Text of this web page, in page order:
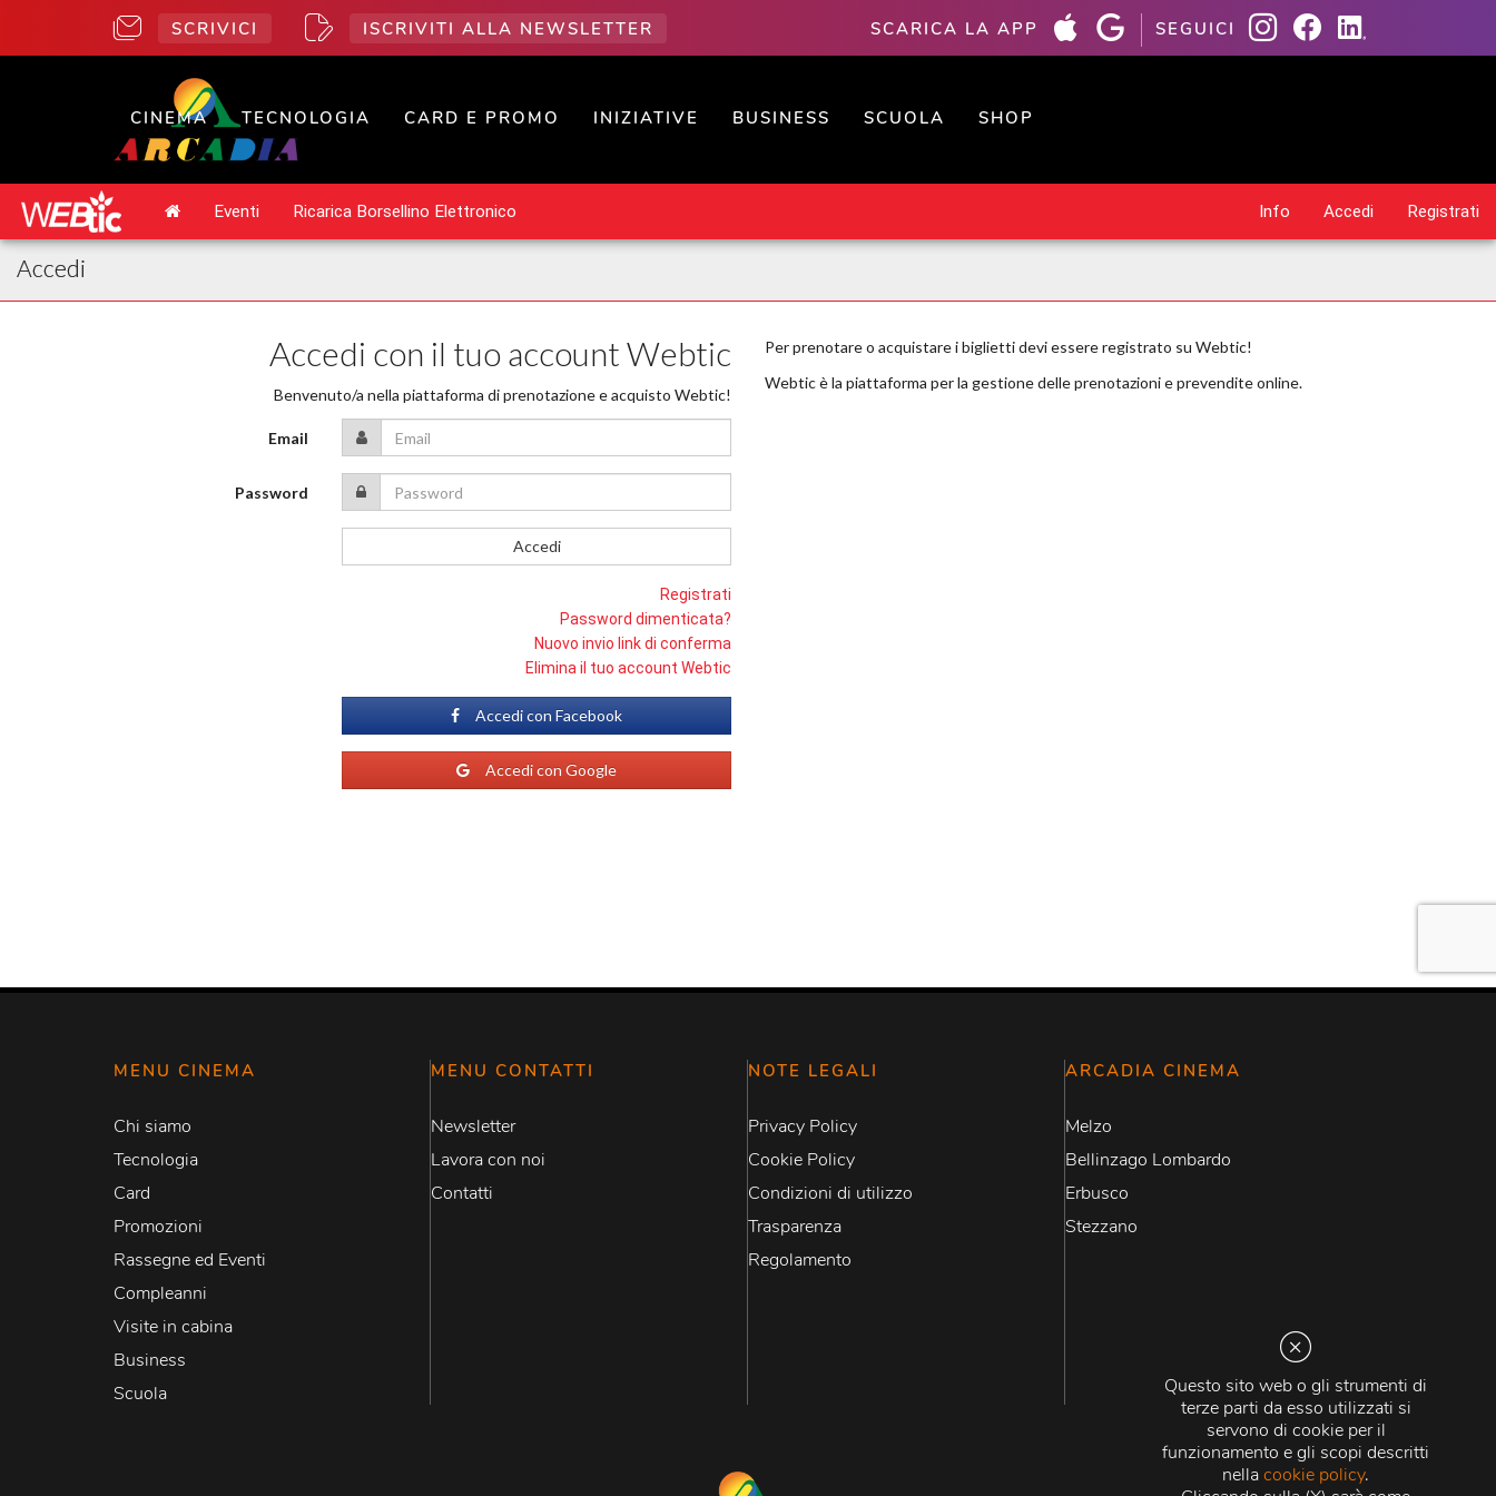
Questo sito web o gli strumenti di
terze parti da esso utilizzati si
servono di cookie per il
funzionamento e gli scopi descritti
nellacookie policy.
SCRIVICI ISCRIVITI ALLA NEWSLETTER SCARICA LA APP SEGUICI
CINEMA TECNOLOGIA CARD E PROMO INIZIATIVE BUSINESS SCUOLA SHOP
MENU CINEMA
Chi siamo
Tecnologia
Card
Promozioni
Rassegne ed Eventi
Compleanni
Visite in cabina
Business
Scuola
MENU CONTATTI
Newsletter
Lavora con noi
Contatti
NOTE LEGALI
Privacy Policy
Cookie Policy
Condizioni di utilizzo
Trasparenza
Regolamento
ARCADIA CINEMA
Melzo
Bellinzago Lombardo
Erbusco
Stezzano